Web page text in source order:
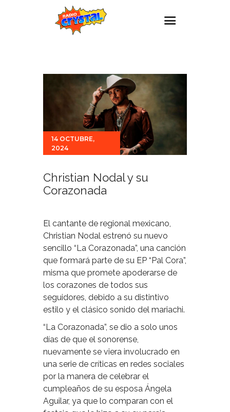
Estaciones
Promociones
Noticias
Para ti
14 OCTUBRE,
2024
Christian Nodal y su
Corazonada
El cantante de regional mexicano,
Christian Nodal estrenó su nuevo
sencillo “La Corazonada”, una canción
que formará parte de su EP “Pal Cora”,
misma que promete apoderarse de
los corazones de todos sus
seguidores, debido a su distintivo
estilo y el clásico sonido del mariachi.
“La Corazonada”, se dio a solo unos
días de que el sonorense,
nuevamente se viera involucrado en
una serie de críticas en redes sociales
por la manera de celebrar el
cumpleaños de su esposa Ángela
Aguilar, ya que lo comparan con el